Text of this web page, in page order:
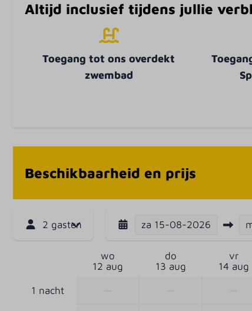
Altijd inclusief tijdens jullie
Toegang tot ons overdekt
zwembad
Beschikbaarheid en prijs
2 gasten za 15-08-2026
wo
12 aug
do
13 aug
vr
14 aug
1 nacht